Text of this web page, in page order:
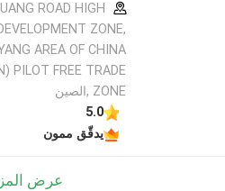
ROAD HIGH
ZONE,
AREA OF CHINA
PILOT FREE TRADE
ZONE ,الصين
5.0
يدقّق ممون
عرض